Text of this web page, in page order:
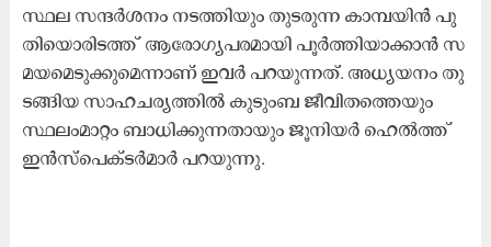
സ്ഥ​ല സ​ന്ദ​ര്‍ശ​നം ന​ട​ത്തി​യും തു​ട​രു​ന്ന കാ​മ്പ​യി​ന്‍ പു​
തി​യൊ​രി​ട​ത്ത് ആ​രോ​ഗ്യ​പ​ര​മാ​യി പൂ​ര്‍ത്തി​യാ​ക്കാ​ന്‍ സ​
മ​യ​മെ​ടു​ക്കു​മെ​ന്നാ​ണ് ഇ​വ​ര്‍ പ​റ​യു​ന്ന​ത്. അ​ധ്യ​യ​നം തു​
ട​ങ്ങി​യ സാ​ഹ​ച​ര്യ​ത്തി​ല്‍ കു​ടും​ബ ജീ​വി​ത​ത്തെ​യും
സ്ഥ​ലം​മാ​റ്റം ബാ​ധി​ക്കു​ന്ന​താ​യും ജൂ​നി​യ​ര്‍ ഹെ​ല്‍ത്ത്
ഇ​ന്‍സ്‌​പെ​ക്ട​ര്‍മാ​ര്‍ പ​റ​യു​ന്നു.